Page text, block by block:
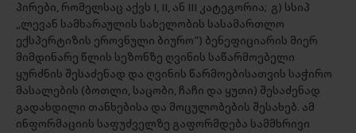
პირები, რომელსაც აქვს I, II, ან III კატეგორია; გ) სსიპ
„ლევან სამხარაულის სახელობის სასამართლო
ექსპერტიზის ეროვნული ბიურო“) ბენეფიციარის მიერ
მიმდინარე წლის სეზონზე ღვინის საწარმოებელი
ყურძნის შესაძენად და ღვინის წარმოებისათვის საჭირო
მასალების (ბოთლი, საცობი, ჩაჩი და ყუთი) შესაძენად
გადახდილი თანხებისა და მოცულობების შესახებ. ამ
ინფორმაციის საფუძველზე გაფორმდება სამმხრივი